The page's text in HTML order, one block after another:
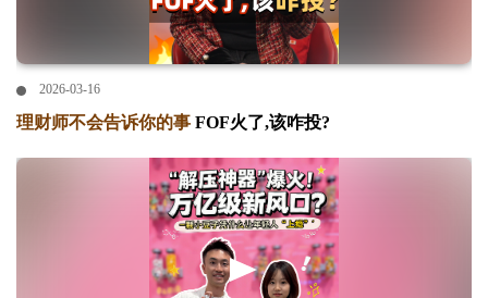
2026-03-16
理财师不会告诉你的事 FOF火了,该咋投?